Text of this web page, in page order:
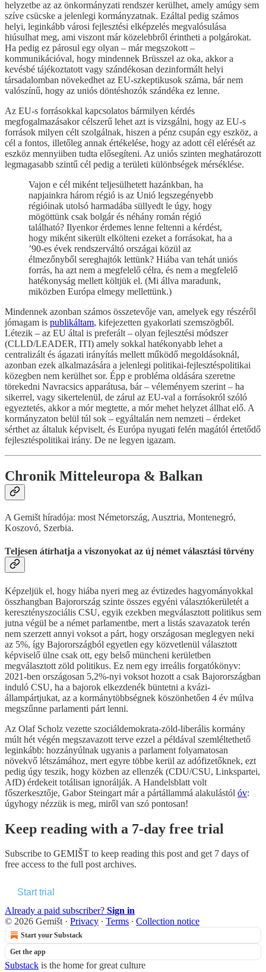
helyzetbe az az önkormányzati rendszer kerülhet, amely amúgy sem
szíve csücske a jelenlegi kormányzatnak. Ezáltal pedig számos
helyi, leginkább városi fejlesztési elképzelés megvalósulása
hiúsulhat meg, ami viszont már közelebbről érintheti a polgárokat.
Ha pedig ez párosul egy olyan – már megszokott –
kommunikációval, hogy mindennek Brüsszel az oka, akkor a
kevésbé tájékoztatott vagy szándékosan dezinformált helyi
társadalomban növekedhet az EU-szkeptikusok száma, bár nem
valószínű, hogy az uniós döntéshozók szándéka ez lenne.
Az EU-s forrásokkal kapcsolatos bármilyen kérdés
megfogalmazásakor célszerű lehet azt is vizsgálni, hogy az EU-s
források milyen célt szolgálnak, hiszen a pénz csupán egy eszköz, a
cél a fontos, illetőleg annak értékelése, hogy az adott cél elérését az
eszköz mennyiiben tudta elősegíteni. Az uniós szinten meghatározott
legmagasabb szintű cél pedig a területi különbségek mérséklése.
Vajon e cél miként teljesülhetett hazánkban, ha
napjainkra három régió is az Unió legszegényebb
régióinak utolsó harmadába süllyedt le úgy, hogy
mögöttünk csak bolgár és néhány román régió
található? Ilyenkor érdemes lenne feltenni a kérdést,
hogy miként sikerült elkölteni ezeket a forrásokat, ha a
’90-es évek rendszerváltó országai közül az
élmezőnyből sereghajtók lettünk? Hiába van tehát uniós
forrás, ha azt nem a megfelelő célra, és nem a megfelelő
hatékonyság mellett költjük el. (Mi állva maradunk,
miközben Európa elmegy mellettünk.)
Mindennek azonban számos összetevője van, amelyek egy részéről
jómagam is publikáltam, kifejezetten gyakorlati szemszögből.
Létezik – az EU által is preferált – olyan fejlesztési módszer
(CLLD/LEADER, ITI) amely sokkal hatékonyabb lehet a
centralizált és ágazati irányítás mellett működő megoldásoknál,
azonban ezek alkalmazására a jelenlegi politikai-fejlesztéspolitikai
közegben nem kerülhet sor. Épp e probléma oldására szeretne
törekedni Navracsics apparátusa, bár – véleményem szerint – ha
sikerrel, vagy sikertelenül, de zárul az EU-val a forrásokról szóló
egyeztetés, akkor a mór megtette, a mór mehet helyzet állhat elő. A
kormányzaton belül túl sok – egyáltalán nem nemzeti – érdeket
sérthet az általuk képviselt, és Európa nyugati felén magától értetődő
fejlesztéspolitikai irány. De ne legyen igazam.
Chronik Mitteleuropa & Balkan
A Gemišt híradója: most Németország, Ausztria, Montenegró,
Koszovó, Szerbia.
Teljesen átírhatja a viszonyokat az új német választási törvény
Képzeljük el, hogy hiába nyeri meg az évtizedes hagyományokkal
összhangban Bajorország szinte összes egyéni választókerületét a
keresztényszociális CSU, egyik ezekben megválasztott politikus sem
jutna végül be a német parlamentbe, mert a listás szavazatok terén
nem szerzett annyi voksot a párt, hogy országosan meglegyen neki
az 5%, így Bajorországból egyetlen egy közvetlenül választott
képviselő ülne csak ott, egy belső müncheni kerületben
megválasztott zöld politikus. Ez nem egy irreális forgatókönyv:
2021-ben országosan 5,2%-nyi voksot hozott a csak Bajorországban
induló CSU, ha a bajorok elkezdenék büntetni a kvázi-
állampártjukat, az a kormánytöbbségnek köszönhetően 4 év múlva
megszűnne parlamenti párt lenni.
Az Olaf Scholz vezette szociáldemokrata-zöld-liberális kormány
múlt hét végén megszavazott terve ezzel a példával szemléltethető
leginkább: hozzányúlnak ugyanis a parlament folyamatosan
növekvő létszámához, mert egyre többe kerül az adófizetőknek, ezt
pedig úgy teszik, hogy közben az ellenzék (CDU/CSU, Linkspartei,
AfD) érdekeit totálisan ignorálják. A Handelsblatt volt
főszerkesztője, Gabor Steingart már a pártállammá alakulástól óv:
úgyhogy nézzük is meg, miről van szó pontosan!
Keep reading with a 7-day free trial
Subscribe to GEMIŠT to keep reading this post and get 7 days of
free access to the full post archives.
Start trial
Already a paid subscriber? Sign in
© 2026 Gemišt· Privacy ∙ Terms ∙ Collection notice
Start your Substack
Get the app
Substack is the home for great culture